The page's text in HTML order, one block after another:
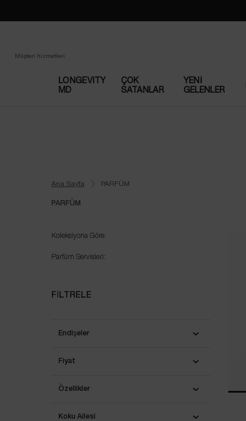
Müşteri hizmetleri
LONGEVITY
MD
ÇOK
SATANLAR​
YENI
GELENLER
Ana Sayfa PARFÜM
PARFÜM
Koleksiyona Göre:
Parfüm Servisleri:
FILTRELE
Endişeler
Fiyat
Özellikler
Koku Ailesi